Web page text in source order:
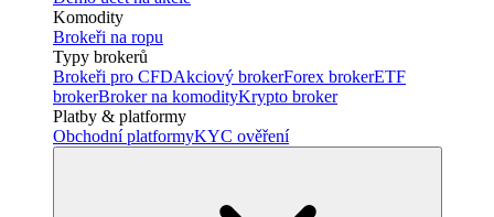
Komodity
Brokeři na ropu
Typy brokerů
Brokeři pro CFDAkciový brokerForex brokerETF
brokerBroker na komodityKrypto broker
Platby & platformy
Obchodní platformyKYC ověření